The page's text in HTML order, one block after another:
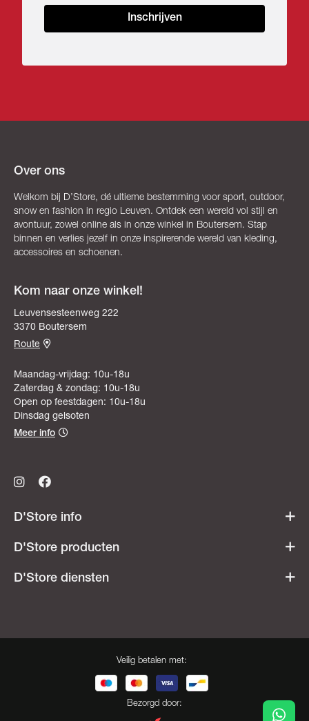
Inschrijven
Over ons
Welkom bij D’Store, dé ultieme bestemming voor sport, outdoor,
snow en fashion in regio Leuven. Ontdek een wereld vol stijl en
avontuur, zowel online als in onze winkel in Boutersem. Stap
binnen en verlies jezelf in onze inspirerende wereld van kleding,
accessoires en schoenen.
D'Store info
Werken bij D'Store
D'Store producten
Acties & promoties
D'Store diensten
Kom naar onze winkel!
Leuvensesteenweg 222
3370 Boutersem
Route
Maandag-vrijdag: 10u-18u
Zaterdag & zondag: 10u-18u
Open op feestdagen: 10u-18u
Dinsdag gelsoten
Meer info
Veilig betalen met:
Bezorgd door: